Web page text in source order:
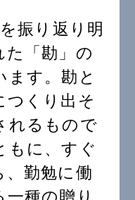
振り返り明
「勘」の
す。勘と
つくり出そ
れるもので
もに、すぐ
勤勉に働